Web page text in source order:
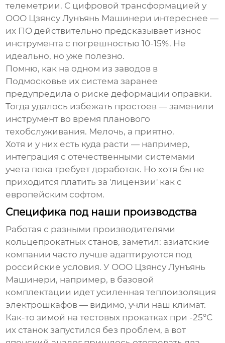
телеметрии. С цифровой трансформацией у
ООО Цзянсу Лунъянь Машинери интереснее —
их ПО действительно предсказывает износ
инструмента с погрешностью 10-15%. Не
идеально, но уже полезно.
Помню, как на одном из заводов в
Подмосковье их система заранее
предупредила о риске деформации оправки.
Тогда удалось избежать простоев — заменили
инструмент во время планового
техобслуживания. Мелочь, а приятно.
Хотя и у них есть куда расти — например,
интеграция с отечественными системами
учета пока требует доработок. Но хотя бы не
приходится платить за 'лицензии' как с
европейским софтом.
Специфика под наши производства
Работая с разными производителями
кольцепрокатных станов, заметил: азиатские
компании часто лучше адаптируются под
российские условия. У ООО Цзянсу Лунъянь
Машинери, например, в базовой
комплектации идет усиленная теплоизоляция
электрошкафов — видимо, учли наш климат.
Как-то зимой на тестовых прокатках при -25°С
их станок запустился без проблем, а вот